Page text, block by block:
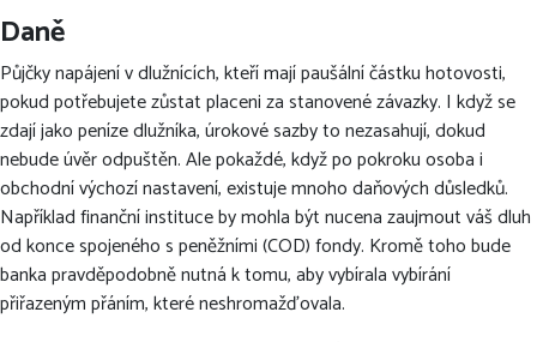
Daně
Půjčky napájení v dlužnících, kteří mají paušální částku hotovosti,
pokud potřebujete zůstat placeni za stanovené závazky. I když se
zdají jako peníze dlužníka, úrokové sazby to nezasahují, dokud
nebude úvěr odpuštěn. Ale pokaždé, když po pokroku osoba i
obchodní výchozí nastavení, existuje mnoho daňových důsledků.
Například finanční instituce by mohla být nucena zaujmout váš dluh
od konce spojeného s peněžními (COD) fondy. Kromě toho bude
banka pravděpodobně nutná k tomu, aby vybírala vybírání
přiřazeným přáním, které neshromažďovala.